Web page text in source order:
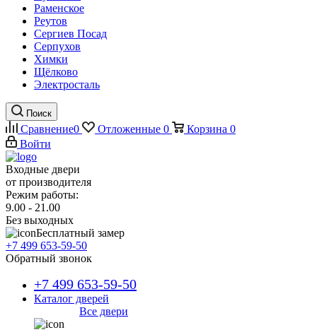
Раменское
Реутов
Сергиев Посад
Серпухов
Химки
Щёлково
Электросталь
Поиск
Сравнение0 Отложенные 0 Корзина 0
Войти
Входные двери
от производителя
Режим работы:
9.00 - 21.00
Без выходных
Бесплатный замер
+7 499 653-59-50
Обратный звонок
+7 499 653-59-50
Каталог дверей
Все двери